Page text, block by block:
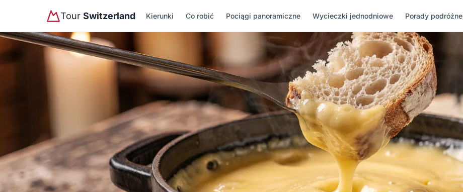
Tour Switzerland Kierunki Co robić Pociągi panoramiczne Wycieczki jednodniowe Porady podróżne